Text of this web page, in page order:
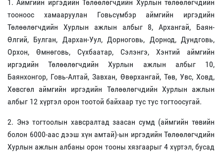
1. Аймгийн иргэдийн Төлөөлөгчдийн Хурлын төлөөлөгчдийн
тооноос хамааруулан Говьсүмбэр аймгийн иргэдийн
Төлөөлөгчдийн Хурлын ажлын албыг 8, Архангай, Баян-
Өлгий, Булган, Дархан-Уул, Дорноговь, Дорнод, Дундговь,
Орхон, Өмнөговь, Сүхбаатар, Сэлэнгэ, Хэнтий аймгийн
иргэдийн Төлөөлөгчдийн Хурлын ажлын албыг 10,
Баянхонгор, Говь-Алтай, Завхан, Өвөрхангай, Төв, Увс, Ховд,
Хөвсгөл аймгийн иргэдийн Төлөөлөгчдийн Хурлын ажлын
албыг 12 хүртэл орон тоотой байхаар тус тус тогтоосугай.
2. Энэ тогтоолын хавсралтад заасан сумд (аймгийн төвийн
болон 6000-аас дээш хүн амтай)-ын иргэдийн Төлөөлөгчдийн
Хурлын ажлын албаны орон тооны хязгаарыг 4 хүртэл, бусад